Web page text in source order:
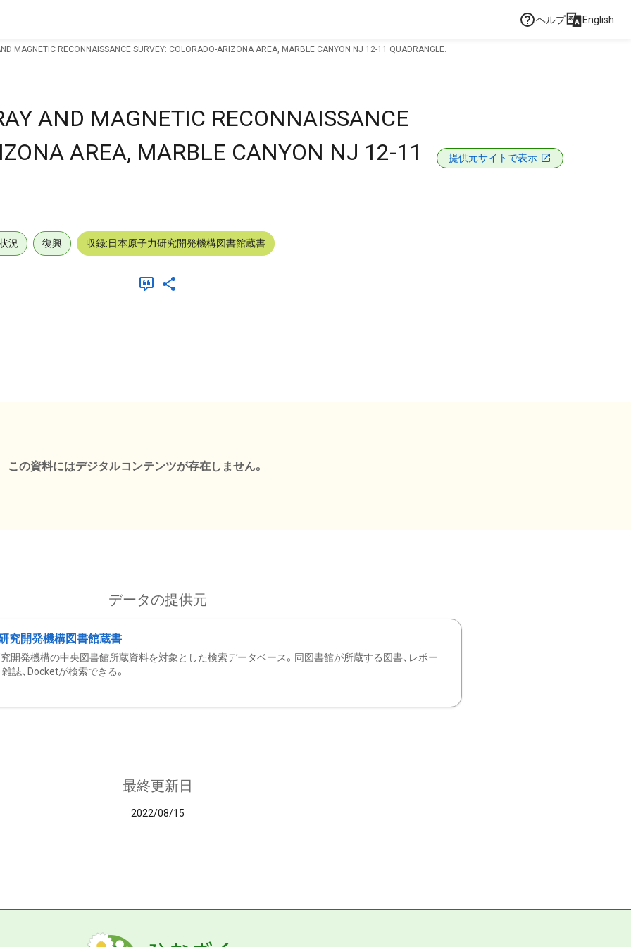
ヘルプ English
MAGNETIC RECONNAISSANCE SURVEY: COLORADO-ARIZONA AREA, MARBLE CANYON NJ 12-11 QUADRANGLE.
AND MAGNETIC RECONNAISSANCE
AREA, MARBLE CANYON NJ 12-11
提供元サイトで表示
況 復興 収録:日本原子力研究開発機構図書館蔵書
この資料にはデジタルコンテンツが存在しません。
データの提供元
究開発機構図書館蔵書
開発機構の中央図書館所蔵資料を対象とした検索データベース。同図書館が所蔵する図書、レポー
雑誌、Docketが検索できる。
最終更新日
2022/08/15